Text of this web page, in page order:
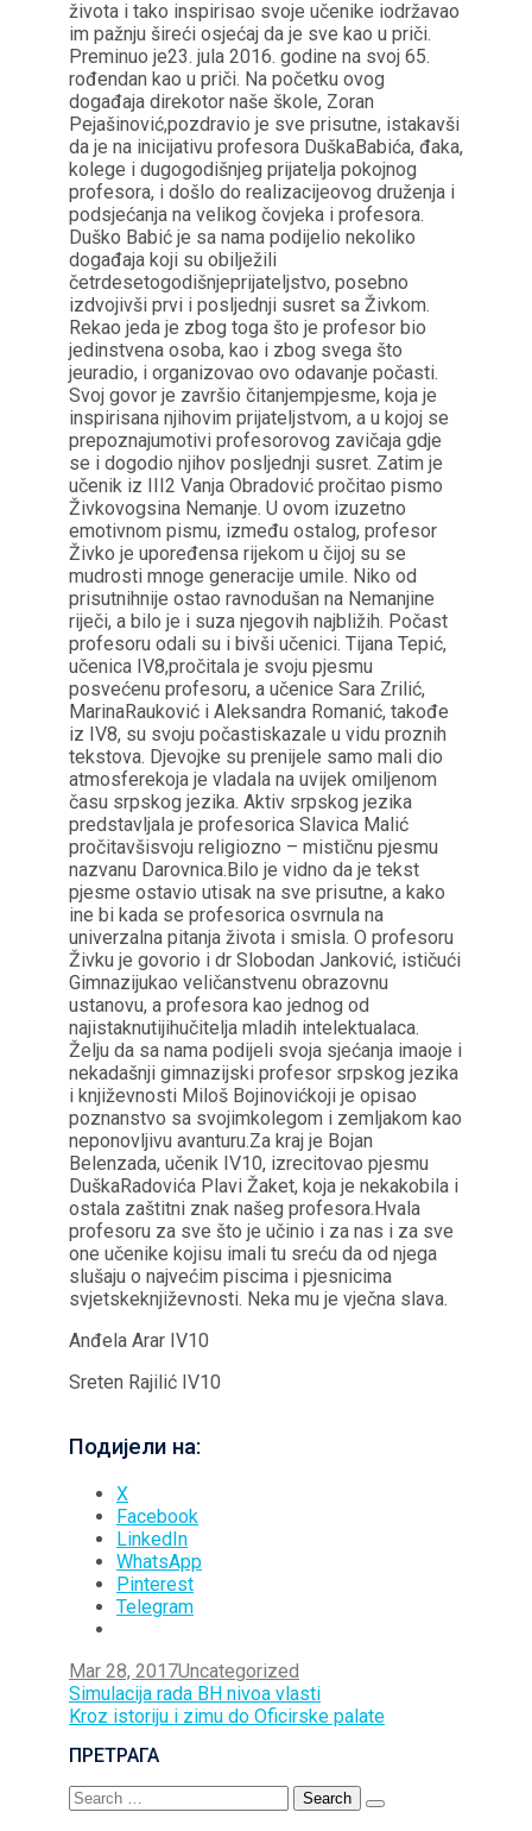
života i tako inspirisao svoje učenike iodržavao
im pažnju šireći osjećaj da je sve kao u priči.
Preminuo je23. jula 2016. godine na svoj 65.
rođendan kao u priči. Na početku ovog
događaja direkotor naše škole, Zoran
Pejašinović,pozdravio je sve prisutne, istakavši
da je na inicijativu profesora DuškaBabića, đaka,
kolege i dugogodišnjeg prijatelja pokojnog
profesora, i došlo do realizacijeovog druženja i
podsjećanja na velikog čovjeka i profesora.
Duško Babić je sa nama podijelio nekoliko
događaja koji su obilježili
četrdesetogodišnjeprijateljstvo, posebno
izdvojivši prvi i posljednji susret sa Živkom.
Rekao jeda je zbog toga što je profesor bio
jedinstvena osoba, kao i zbog svega što
jeuradio, i organizovao ovo odavanje počasti.
Svoj govor je završio čitanjempjesme, koja je
inspirisana njihovim prijateljstvom, a u kojoj se
prepoznajumotivi profesorovog zavičaja gdje
se i dogodio njihov posljednji susret. Zatim je
učenik iz III2 Vanja Obradović pročitao pismo
Živkovogsina Nemanje. U ovom izuzetno
emotivnom pismu, između ostalog, profesor
Živko je upoređensa rijekom u čijoj su se
mudrosti mnoge generacije umile. Niko od
prisutnihnije ostao ravnodušan na Nemanjine
riječi, a bilo je i suza njegovih najbližih. Počast
profesoru odali su i bivši učenici. Tijana Tepić,
učenica IV8,pročitala je svoju pjesmu
posvećenu profesoru, a učenice Sara Zrilić,
MarinaRauković i Aleksandra Romanić, takođe
iz IV8, su svoju počastiskazale u vidu proznih
tekstova. Djevojke su prenijele samo mali dio
atmosferekoja je vladala na uvijek omiljenom
času srpskog jezika. Aktiv srpskog jezika
predstavljala je profesorica Slavica Malić
pročitavšisvoju religiozno – mističnu pjesmu
nazvanu Darovnica.Bilo je vidno da je tekst
pjesme ostavio utisak na sve prisutne, a kako
ine bi kada se profesorica osvrnula na
univerzalna pitanja života i smisla. O profesoru
Živku je govorio i dr Slobodan Janković, ističući
Gimnazijukao veličanstvenu obrazovnu
ustanovu, a profesora kao jednog od
najistaknutijihučitelja mladih intelektualaca.
Želju da sa nama podijeli svoja sjećanja imaoje i
nekadašnji gimnazijski profesor srpskog jezika
i književnosti Miloš Bojinovićkoji je opisao
poznanstvo sa svojimkolegom i zemljakom kao
neponovljivu avanturu.Za kraj je Bojan
Belenzada, učenik IV10, izrecitovao pjesmu
DuškaRadovića Plavi Žaket, koja je nekakobila i
ostala zaštitni znak našeg profesora.Hvala
profesoru za sve što je učinio i za nas i za sve
one učenike kojisu imali tu sreću da od njega
slušaju o najvećim piscima i pjesnicima
svjetskeknjiževnosti. Neka mu je vječna slava.
Anđela Arar IV10
Sreten Rajilić IV10
Подијели на:
X
Facebook
LinkedIn
WhatsApp
Pinterest
Telegram
Mar 28, 2017Uncategorized
Post
navigation
Simulacija rada BH nivoa vlasti
Kroz istoriju i zimu do Oficirske palate
ПРЕТРАГА
Search
for: